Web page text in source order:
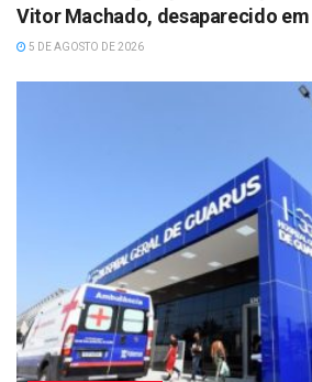
Vitor Machado, desaparecido em
5 DE AGOSTO DE 2026